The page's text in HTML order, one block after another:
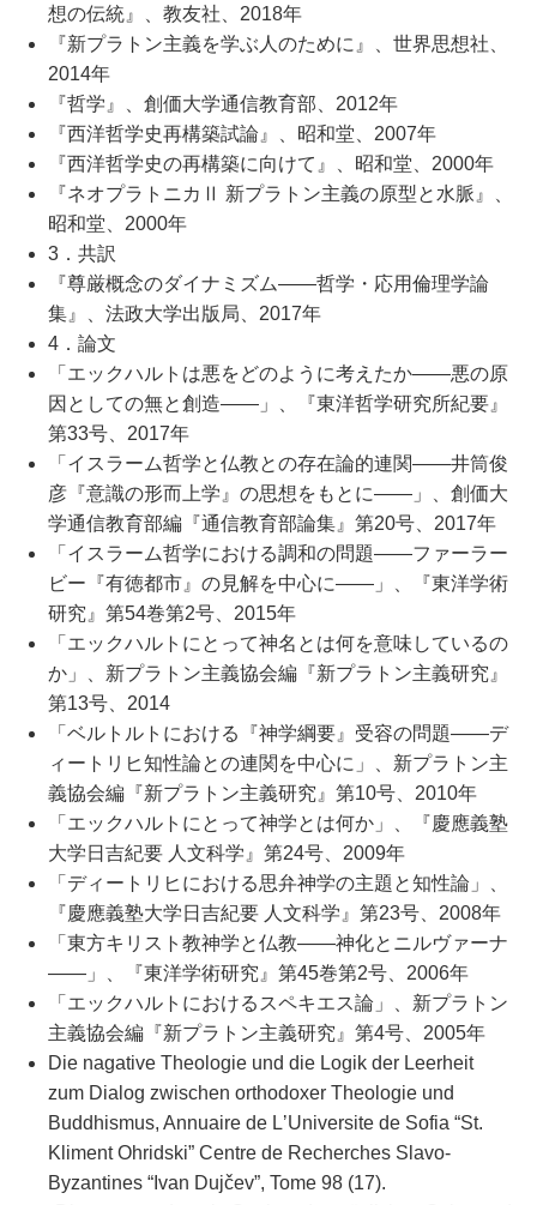
想の伝統』、教友社、2018年
『新プラトン主義を学ぶ人のために』、世界思想社、
2014年
『哲学』、創価大学通信教育部、2012年
『西洋哲学史再構築試論』、昭和堂、2007年
『西洋哲学史の再構築に向けて』、昭和堂、2000年
『ネオプラトニカⅡ 新プラトン主義の原型と水脈』、
昭和堂、2000年
3．共訳
『尊厳概念のダイナミズム――哲学・応用倫理学論
集』、法政大学出版局、2017年
4．論文
「エックハルトは悪をどのように考えたか――悪の原
因としての無と創造――」、『東洋哲学研究所紀要』
第33号、2017年
「イスラーム哲学と仏教との存在論的連関――井筒俊
彦『意識の形而上学』の思想をもとに――」、創価大
学通信教育部編『通信教育部論集』第20号、2017年
「イスラーム哲学における調和の問題――ファーラー
ビー『有徳都市』の見解を中心に――」、『東洋学術
研究』第54巻第2号、2015年
「エックハルトにとって神名とは何を意味しているの
か」、新プラトン主義協会編『新プラトン主義研究』
第13号、2014
「ベルトルトにおける『神学綱要』受容の問題――デ
ィートリヒ知性論との連関を中心に」、新プラトン主
義協会編『新プラトン主義研究』第10号、2010年
「エックハルトにとって神学とは何か」、『慶應義塾
大学日吉紀要 人文科学』第24号、2009年
「ディートリヒにおける思弁神学の主題と知性論」、
『慶應義塾大学日吉紀要 人文科学』第23号、2008年
「東方キリスト教神学と仏教――神化とニルヴァーナ
――」、『東洋学術研究』第45巻第2号、2006年
「エックハルトにおけるスペキエス論」、新プラトン
主義協会編『新プラトン主義研究』第4号、2005年
Die nagative Theologie und die Logik der Leerheit
zum Dialog zwischen orthodoxer Theologie und
Buddhismus, Annuaire de LʼUniversite de Sofia “St.
Kliment Ohridski” Centre de Recherches Slavo-
Byzantines “Ivan Dujčev”, Tome 98 (17).